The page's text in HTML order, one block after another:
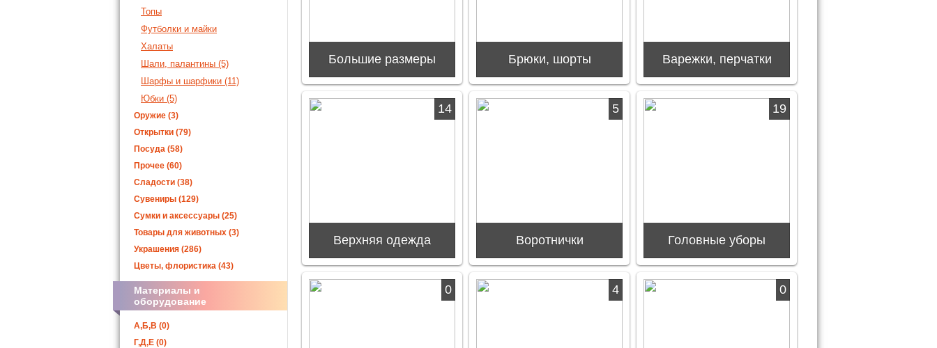
Большие размеры Брюки, шорты Варежки, перчатки
14
Верхняя одежда
5
Воротнички
19
Головные уборы
0 4 0
Топы
Футболки и майки
Халаты
Шали, палантины (5)
Шарфы и шарфики (11)
Юбки (5)
Оружие (3)
Открытки (79)
Посуда (58)
Прочее (60)
Сладости (38)
Сувениры (129)
Сумки и аксессуары (25)
Товары для животных (3)
Украшения (286)
Цветы, флористика (43)
Материалы и
оборудование
А,Б,В (0)
Г,Д,Е (0)